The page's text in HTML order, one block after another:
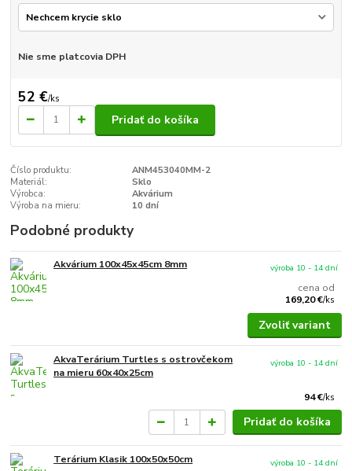
Nie sme platcovia DPH
52 €/ks
Pridať do košíka
Číslo produktu:
ANM453040MM-2
Materiál:
Sklo
Výrobca:
Akvárium
Výroba na mieru:
10 dní
Podobné produkty
Akvárium 100x45x45cm 8mm
cena od
169,20 €/ks
výroba 10 - 14 dní
Zvoliť variant
AkvaTerárium Turtles s ostrovčekom
na mieru 60x40x25cm
94 €/ks
výroba 10 - 14 dní
Pridať do košíka
Terárium Klasik 100x50x50cm
výroba 10 - 14 dní